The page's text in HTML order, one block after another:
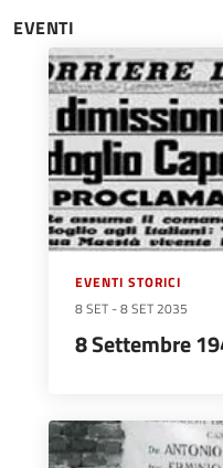
EVENTI
EVENTI STORICI
8 SET -8 SET 2035
8 Settembre